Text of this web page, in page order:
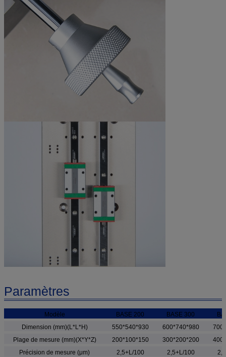
Paramètres
Modèle BASE 200 BASE 300
Dimension (mm)(L*L*H)
550*540*930 600*740*980
Plage de mesure (mm)(X*Y*Z)
200*100*150 300*200*200
Précision de mesure (μm)
2,5+L/100 2,5+L/100